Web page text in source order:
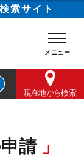
索サイト
現在地から検索
請